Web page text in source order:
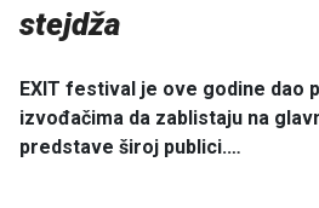
stejdža
EXIT festival je ove godine dao
izvođačima da zablistaju na
predstave široj publici.…